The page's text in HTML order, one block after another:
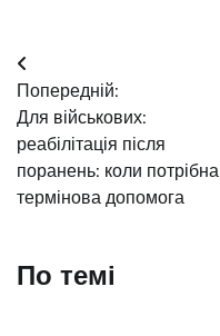
Навігація
записів
Попередній:
Для військових:
реабілітація після
поранень: коли потрібна
термінова допомога
По темі